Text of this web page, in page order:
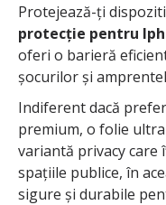
Protejează-ți
protecție pentru
oferi o barieră
șocurilor și
Indiferent dacă
premium, o folie
variantă privacy care
spațiile publice, în
sigure și durabile